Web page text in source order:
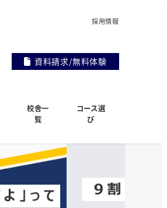
採用情報
資料請求/無料体験
校舎一
覧
コース選
び